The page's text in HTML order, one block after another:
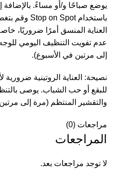
يوضع صباحًا و/أو مساءً. بالإضافة
العناية المنسق أمرًا ضروريًا،
عدم تفويت التنظيف اليومي
إلى مرتين في الأسبوع).
نصيحة: العناية الروتينية ضرورية
للبقع أو حب الشباب. يوصى
والتقشير المنتظم (مرة إلى
مراجعات (0)
المراجعات
لا توجد مراجعات بعد.